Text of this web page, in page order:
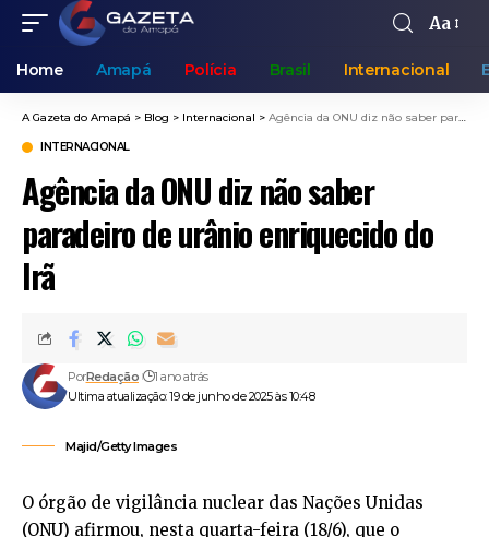
Aa
Home Amapá Polícia Brasil Internacional
A Gazeta do Amapá > Blog > Internacional > Agência da ONU diz não saber paradeiro de urânio enriquecido do Irã
INTERNACIONAL
Agência da ONU diz não saber
paradeiro de urânio enriquecido do
Irã
Ultima atualização: 19 de junho de 2025 às 10:48
PorRedação 1 ano atrás
Majid/Getty Images
O órgão de vigilância nuclear das Nações Unidas
(ONU) afirmou, nesta quarta-feira (18/6), que o